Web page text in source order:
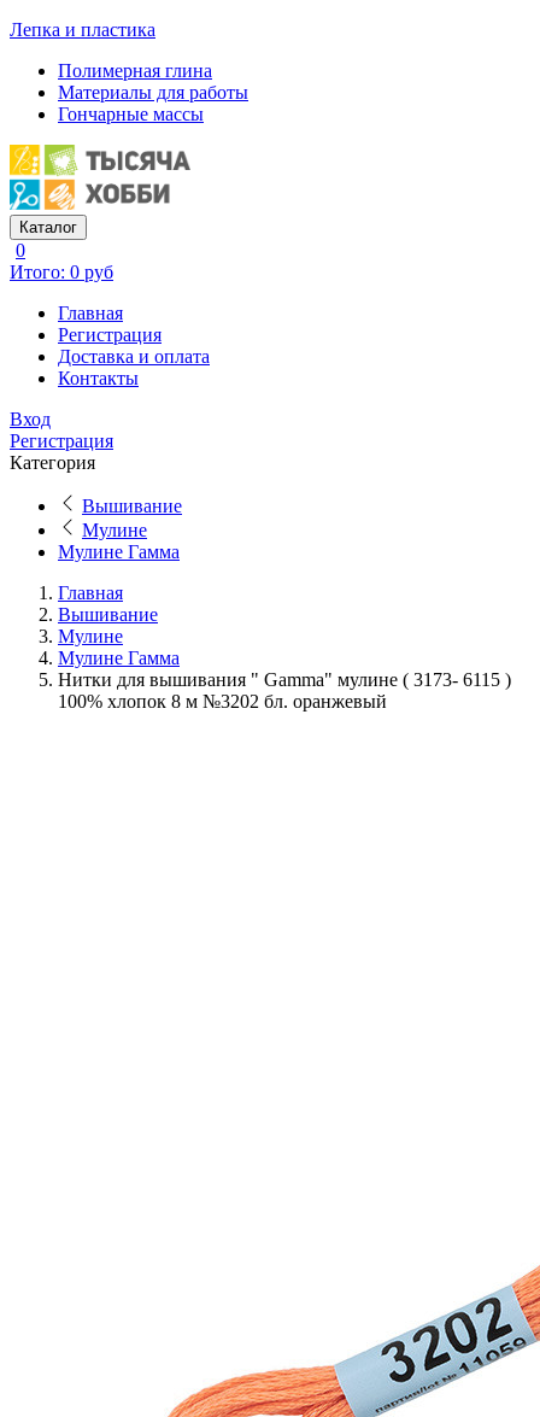
Лепка и пластика
Полимерная глина
Материалы для работы
Гончарные массы
Каталог
0
Итого: 0 руб
Главная
Регистрация
Доставка и оплата
Контакты
Вход
Регистрация
Категория
Вышивание
Мулине
Мулине Гамма
Главная
Вышивание
Мулине
Мулине Гамма
Нитки для вышивания " Gamma" мулине ( 3173- 6115 )
100% хлопок 8 м №3202 бл. оранжевый